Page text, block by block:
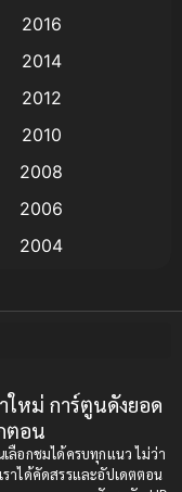
2016
2014
2012
2010
2008
2006
2004
1996
1992
1990
ใหม่ การ์ตูนดังยอด
ตอน
ลือกชมได้ครบทุกแนว ไม่ว่า
าได้คัดสรรและอัปเดตตอน